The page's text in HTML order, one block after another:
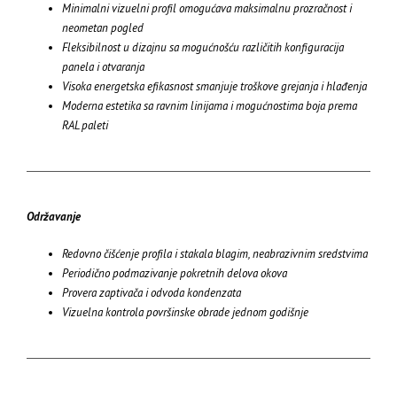
Minimalni vizuelni profil omogućava maksimalnu prozračnost i
neometan pogled
Fleksibilnost u dizajnu sa mogućnošću različitih konfiguracija
panela i otvaranja
Visoka energetska efikasnost smanjuje troškove grejanja i hlađenja
Moderna estetika sa ravnim linijama i mogućnostima boja prema
RAL paleti
Održavanje
Redovno čišćenje profila i stakala blagim, neabrazivnim sredstvima
Periodično podmazivanje pokretnih delova okova
Provera zaptivača i odvoda kondenzata
Vizuelna kontrola površinske obrade jednom godišnje